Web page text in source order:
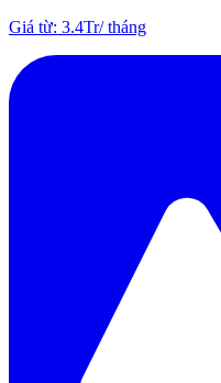
Giá từ: 3.4Tr/tháng